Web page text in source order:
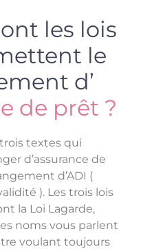
les lois
le
d’
de prêt ?
textes qui
d’assurance de
d’ADI (
). Les trois lois
la Loi Lagarde,
noms vous parlent
voulant toujours